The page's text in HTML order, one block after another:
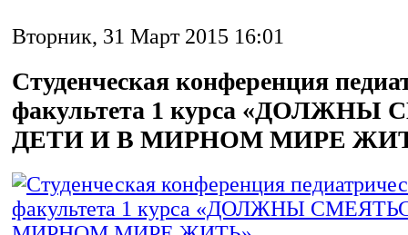
Вторник, 31 Март 2015 16:01
Студенческая конференция
факультета 1 курса
ДЕТИ И В МИРНОМ МИРЕ